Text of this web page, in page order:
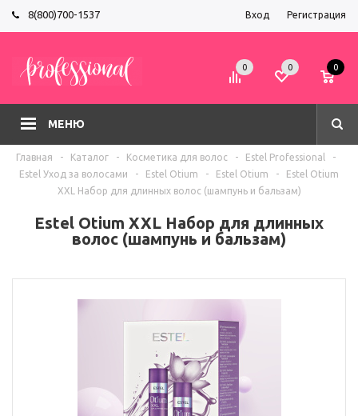
8(800)700-1537 Вход Регистрация
МЕНЮ
0 0 0
Главная - Каталог - Косметика для волос - Estel Professional
-
Estel Уход за волосами
- Estel Otium - Estel Otium -
Estel Otium
XXL Набор для длинных волос (шампунь и бальзам)
Estel Otium XXL Набор для длинных
волос (шампунь и бальзам)